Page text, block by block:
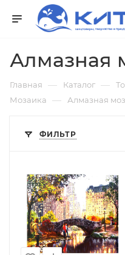
Алмазная
Главная — Каталог —
Мозаика — Алмазная
ФИЛЬТР